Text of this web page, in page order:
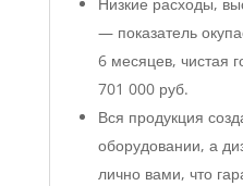
— показатель
6 месяцев, чистая
701 000 руб.
Вся продукция
оборудовании, а
лично вами, что